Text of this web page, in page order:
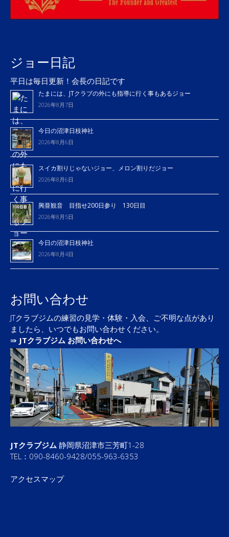
ジョー日記
平日は毎日更新！会長の日記です
たまには、JTクラブの外にも指導に行く事もあるジョー
2026年8月7日
今日の沼津日枝神社
2026年8月6日
スイカ割りじゃないジョー、メロン割りだジョー
2026年8月6日
興亜観音 目指せ200日参り 130日目
2026年8月5日
今日の沼津日枝神社
2026年8月4日
お問い合わせ
JTクラブジムの練習の見学・体験・入会、ご不明な点があり
ましたら、いつでもお問い合わせください。
⇛ JTクラブジム お問い合わせへ
JTクラブジム 静岡県沼津市三芳町1-28
TEL：090-8460-9428/055-963-6353
アクセスマップ